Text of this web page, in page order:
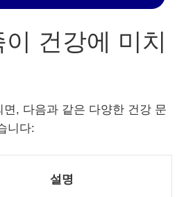
건강에 미치
면, 다음과 같은 다양한 건강 문
니다:
설명